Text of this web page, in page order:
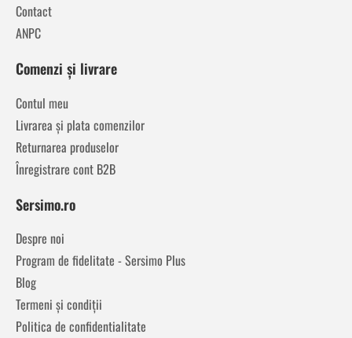
Contact
ANPC
Comenzi și livrare
Contul meu
Livrarea și plata comenzilor
Returnarea produselor
Înregistrare cont B2B
Sersimo.ro
Despre noi
Program de fidelitate - Sersimo Plus
Blog
Termeni și condiții
Politica de confidentialitate